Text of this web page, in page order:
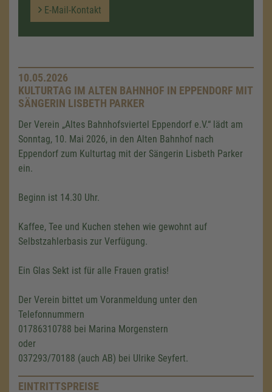
E-Mail-Kontakt
10.05.2026
KULTURTAG IM ALTEN BAHNHOF IN EPPENDORF MIT
SÄNGERIN LISBETH PARKER
Der Verein „Altes Bahnhofsviertel Eppendorf e.V.“ lädt am
Sonntag, 10. Mai 2026, in den Alten Bahnhof nach
Eppendorf zum Kulturtag mit der Sängerin Lisbeth Parker
ein.
Beginn ist 14.30 Uhr.
Kaffee, Tee und Kuchen stehen wie gewohnt auf
Selbstzahlerbasis zur Verfügung.
Ein Glas Sekt ist für alle Frauen gratis!
Der Verein bittet um Voranmeldung unter den
Telefonnummern
01786310788 bei Marina Morgenstern
oder
037293/70188 (auch AB) bei Ulrike Seyfert.
EINTRITTSPREISE